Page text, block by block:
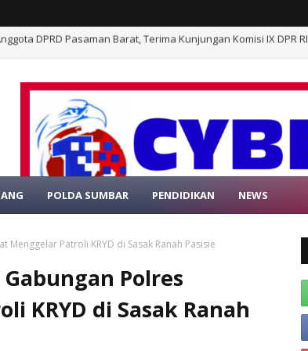
Abu Kajai, Relawan STAK Buka Penggalangan Dana Bantu
SELAMAT
POLDA SUMBAR PENDIDIKAN NEWS
Patroli KRYD di Sasak Ranah Pasisie
Polres
KRYD di Sasak Ranah